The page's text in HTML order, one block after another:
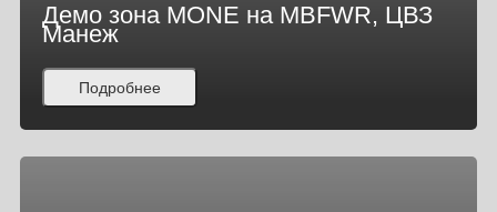
Демо зона MONE на MBFWR, ЦВЗ
Манеж
Подробнее